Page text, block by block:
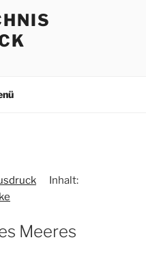
Inhalt:
Meeres